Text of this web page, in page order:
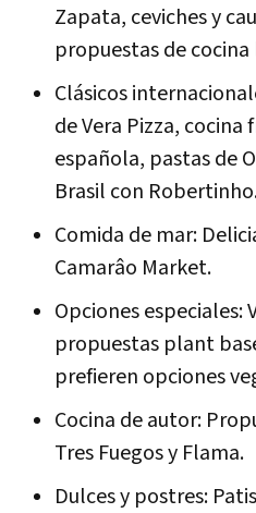
Zapata, ceviches y
propuestas de
Clásicos
de Vera Pizza, cocina
española, pastas de
Brasil con
Comida de mar:
Camarâo Market.
Opciones especiales:
propuestas plant
prefieren opciones
Cocina de autor:
Tres Fuegos y Flama.
Dulces y postres: